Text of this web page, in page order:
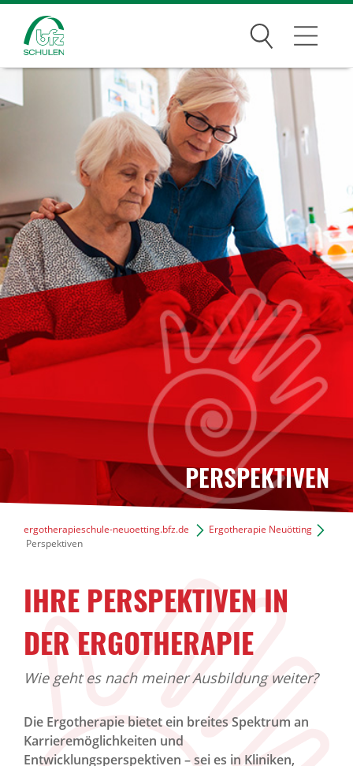
Suchen
Wer wir sind
Jobs
Standorte
News Archiv
PERSPEKTIVEN
ergotherapieschule-neuoetting.bfz.de
Ergotherapie Neuötting
Perspektiven
IHRE PERSPEKTIVEN IN
DER ERGOTHERAPIE
Wie geht es nach meiner Ausbildung weiter?
Die Ergotherapie bietet ein breites Spektrum an
Karrieremöglichkeiten und
Entwicklungsperspektiven – sei es in Kliniken,